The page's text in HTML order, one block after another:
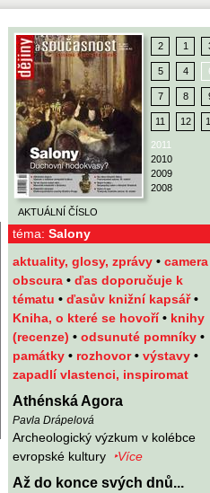
téma: Salony
AKTUÁLNÍ ČÍSLO
2 1
5 4
7 8
11 12
2011
2010
2009
2008
aktuality, glosy, zprávy • camera
obscura • ďas doporučuje k
tématu • ďasův knižní kapsář•
Kniha, o které se hovoří• knihy
(recenze) • odsunuté pomníky •
památky • rozhovor• výstavy •
zapadlí vlastenci, inspiromat
Athénská Agora
Pavla Drápelová
Archeologický výzkum v kolébce
evropské kultury
‣Více
Až do konce svých dnů...